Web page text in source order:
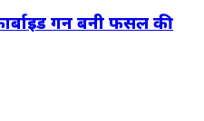
गन बनी फसल की